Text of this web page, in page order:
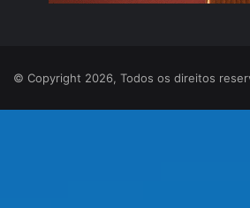
© Copyright 2026, Todos os direitos